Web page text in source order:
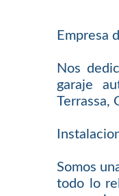
Empresa
Nos
garaje
Terrassa,
Somos
todo lo